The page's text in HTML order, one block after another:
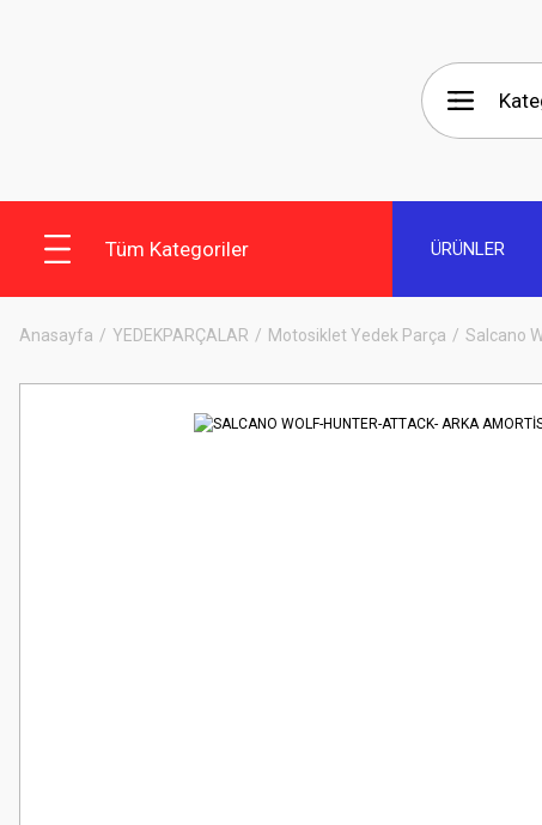
Tüm Kategoriler ÜRÜNLER
Anasayfa YEDEKPARÇALAR Motosiklet Yedek Parça Salcano